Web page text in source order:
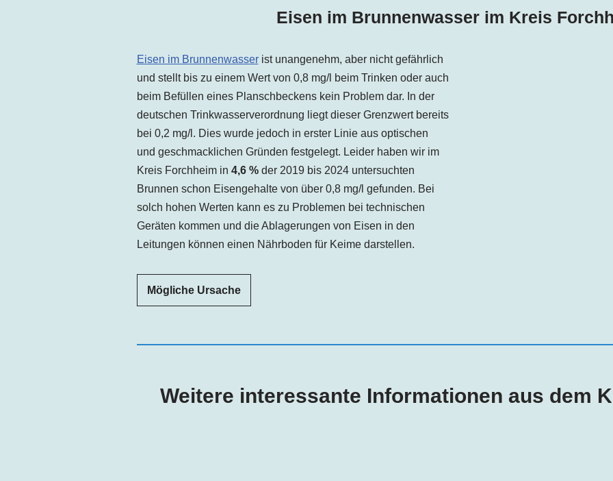
Eisen im Brunnenwasser im Kreis
Eisen im Brunnenwasserist unangenehm, aber nicht gefährlich
und stellt bis zu einem Wert von 0,8 mg/l beim Trinken oder auch
beim Befüllen eines Planschbeckens kein Problem dar. In der
deutschen Trinkwasserverordnung liegt dieser Grenzwert bereits
bei 0,2 mg/l. Dies wurde jedoch in erster Linie aus optischen
und geschmacklichen Gründen festgelegt. Leider haben wir im
Kreis Forchheim in 4,6 %der 2019 bis 2024 untersuchten
Brunnen schon Eisengehalte von über 0,8 mg/l gefunden. Bei
solch hohen Werten kann es zu Problemen bei technischen
Geräten kommen und die Ablagerungen von Eisen in den
Leitungen können einen Nährboden für Keime darstellen.
Mögliche Ursache
Weitere interessante Informationen aus dem